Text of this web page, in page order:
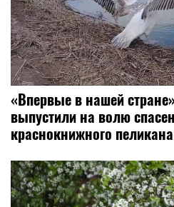
«Впервые в нашей
выпустили на волю
краснокнижного